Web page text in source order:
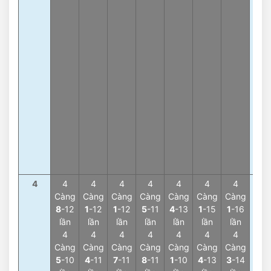
4
4
Càng
8-12
lần
4
Càng
5-10
4
Càng
1-12
lần
4
Càng
4-11
4
Càng
1-12
lần
4
Càng
7-11
4
Càng
5-11
lần
4
Càng
8-11
4
Càng
4-13
lần
4
Càng
1-10
4
Càng
1-15
lần
4
Càng
4-13
4
Càng
1-16
lần
4
Càng
3-14